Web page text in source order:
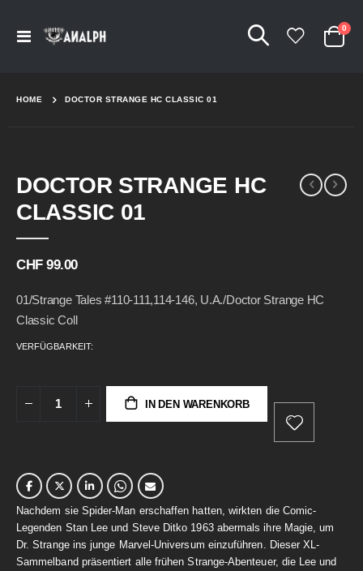
Navigation
Cart
0
HOME DOCTOR STRANGE HC CLASSIC 01
DOCTOR STRANGE HC
CLASSIC 01
CHF 99.00
01/Strange Tales #110-111,114-146, U.a./Doctor Strange HC
Classic Coll
VERFÜGBARKEIT:
IN DEN WARENKORB
Nachdem sie Spider-Man erschaffen hatten, wirkten die Comic-
Legenden Stan Lee und Steve Ditko 1963 abermals ihre Magie, um
Dr. Strange ins junge Marvel-Universum einzuführen. Dieser XL-
Sammelband präsentiert alle frühen Strange-Abenteuer, die Lee und
to
the
end
images
to
the
beginning
images